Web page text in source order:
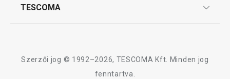
Reklamáció és termékvisszaküldés
TESCOMA
Szerzői jog © 1992–2026, TESCOMA Kft. Minden jog
fenntartva.